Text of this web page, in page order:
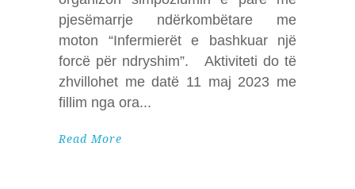
pjesëmarrje ndërkombëtare me
moton “Infermierët e bashkuar një
forcë për ndryshim”. Aktiviteti do të
zhvillohet me datë 11 maj 2023 me
fillim nga ora
Read More